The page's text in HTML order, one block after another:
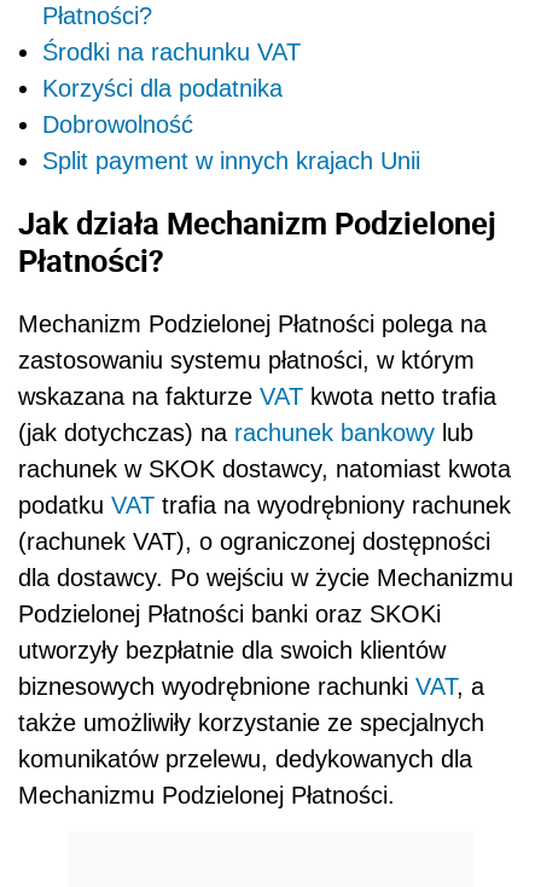
Płatności?
Środki na rachunku VAT
Korzyści dla podatnika
Dobrowolność
Split payment w innych krajach Unii
Jak działa Mechanizm Podzielonej
Płatności?
Mechanizm Podzielonej Płatności polega na
zastosowaniu systemu płatności, w którym
wskazana na fakturze VAT kwota netto trafia
(jak dotychczas) na rachunek bankowy lub
rachunek w SKOK dostawcy, natomiast kwota
podatku VAT trafia na wyodrębniony rachunek
(rachunek VAT), o ograniczonej dostępności
dla dostawcy. Po wejściu w życie Mechanizmu
Podzielonej Płatności banki oraz SKOKi
utworzyły bezpłatnie dla swoich klientów
biznesowych wyodrębnione rachunki VAT, a
także umożliwiły korzystanie ze specjalnych
komunikatów przelewu, dedykowanych dla
Mechanizmu Podzielonej Płatności.